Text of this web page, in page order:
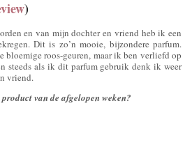
)
en van mijn dochter en vriend heb ik een
Dit is zo’n mooie, bijzondere parfum.
bloemige roos-geuren, maar ik ben verliefd op
steeds als ik dit parfum gebruik denk ik weer
vriend.
van de afgelopen weken?